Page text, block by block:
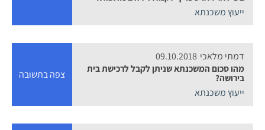
ייעוץ משכנתא
דמתי מלאכי 09.10.2018
מהו סכום המשכנתא שניתן לקבל לרכישת בית
בירושה?
ייעוץ משכנתא
צפה בתשובה